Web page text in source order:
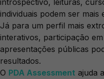
introspectivo, leituras,
individuais podem ser mais
Já para um perfil mais
interativos, participação
apresentações públicas
resultados.
O PDA Assessment ajuda